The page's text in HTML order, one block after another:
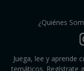
¿Quiénes
Juega, lee y aprende
temáticos. Regístrate